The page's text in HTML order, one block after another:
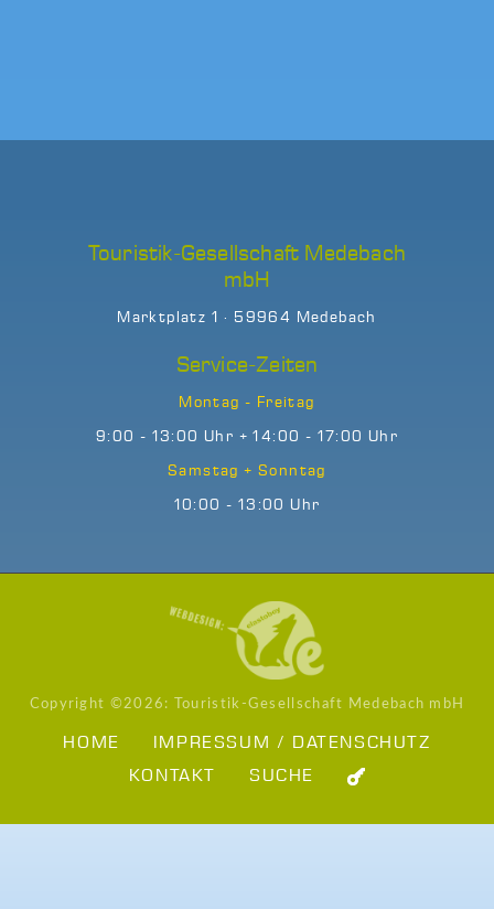
Touristik-Gesellschaft Medebach
mbH
Marktplatz 1 · 59964 Medebach
Service-Zeiten
Montag - Freitag
9:00 - 13:00 Uhr + 14:00 - 17:00 Uhr
Samstag + Sonntag
10:00 - 13:00 Uhr
Copyright ©2026: Touristik-Gesellschaft Medebach mbH
HOME
IMPRESSUM / DATENSCHUTZ
KONTAKT
SUCHE